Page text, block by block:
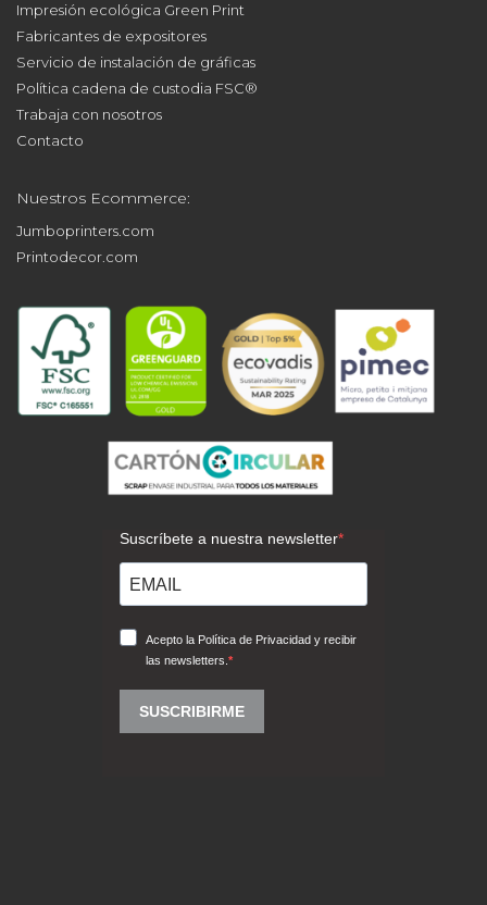
Impresión ecológica Green Print
Fabricantes de expositores
Servicio de instalación de gráficas
Política cadena de custodia FSC®
Trabaja con nosotros
Contacto
Nuestros Ecommerce:
Jumboprinters.com
Printodecor.com